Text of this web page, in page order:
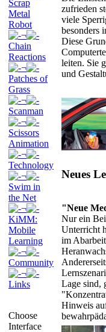
Scrap
Metal
Robot
¬
Chain
Reactions
¬
Patches of
Grass
¬
Scanman
¬
Scissors
Animation
¬
Technology
¬
Swim in
the Net
¬
KiMM:
Mobile
Learning
¬
Community
¬
Links
Choose
Interface
zufrieden
viele
besonders
Diese
leiten. Sie
und
Neues
"Neue
Nur ein
Unterricht
im
Lage sind,
Hinweis